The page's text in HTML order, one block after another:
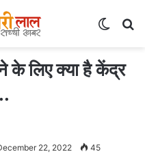
के लिए क्या है केंद्र
22, 2022 45